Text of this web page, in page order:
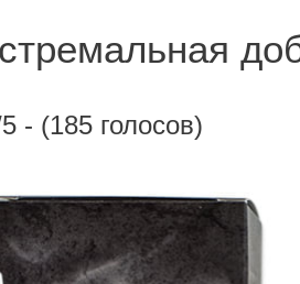
- (185 голосов)